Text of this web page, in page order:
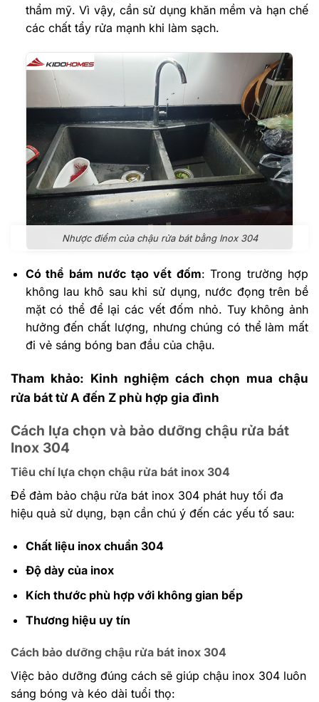
thẩm mỹ. Vì vậy, cần sử dụng khăn mềm và hạn chế
các chất tẩy rửa mạnh khi làm sạch.
Nhược điểm của chậu rửa bát bằng Inox 304
Có thể bám nước tạo vết đốm: Trong trường hợp
không lau khô sau khi sử dụng, nước đọng trên bề
mặt có thể để lại các vết đốm nhỏ. Tuy không ảnh
hưởng đến chất lượng, nhưng chúng có thể làm mất
đi vẻ sáng bóng ban đầu của chậu.
Tham khảo: Kinh nghiệm cách chọn mua chậu
rửa bát từ A đến Z phù hợp gia đình
Cách lựa chọn và bảo dưỡng chậu rửa bát
Inox 304
Tiêu chí lựa chọn chậu rửa bát inox 304
Để đảm bảo chậu rửa bát inox 304 phát huy tối đa
hiệu quả sử dụng, bạn cần chú ý đến các yếu tố sau:
Chất liệu inox chuẩn 304
Độ dày của inox
Kích thước phù hợp với không gian bếp
Thương hiệu uy tín
Cách bảo dưỡng chậu rửa bát inox 304
Việc bảo dưỡng đúng cách sẽ giúp chậu inox 304 luôn
sáng bóng và kéo dài tuổi thọ: